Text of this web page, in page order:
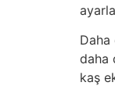
daha
kaş